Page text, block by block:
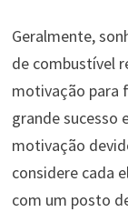
Geralmente,
de combustível
motivação para
grande sucesso
motivação
considere cada
com um posto